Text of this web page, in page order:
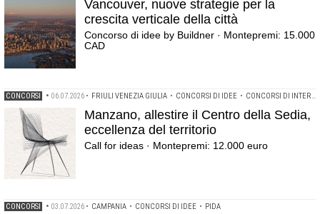
Vancouver, nuove strategie per la
crescita verticale della città
Concorso di idee by Buildner · Montepremi: 15.000
CAD
CONCORSI • 06.07.2026 • FRIULI VENEZIA GIULIA • CONCORSI DI IDEE • CONCORSI DI INTERIOR DESIGN
Manzano, allestire il Centro della Sedia,
eccellenza del territorio
Call for ideas · Montepremi: 12.000 euro
CONCORSI • 03.07.2026 • CAMPANIA • CONCORSI DI IDEE • PIDA